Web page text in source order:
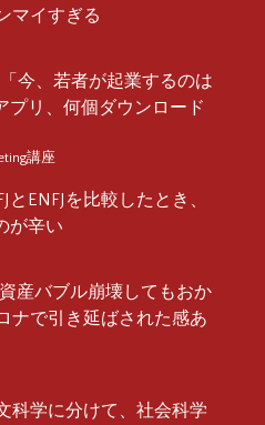
マイすぎる
、若者が起業するのは
プリ、何個ダウンロード
講座
ENFJを比較したとき、
が辛い
産バブル崩壊してもおか
ナで引き延ばされた感あ
科学に分けて、社会科学